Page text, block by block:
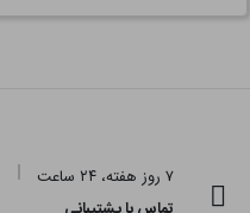
۷ روز هفته، ۲۴ ساعت